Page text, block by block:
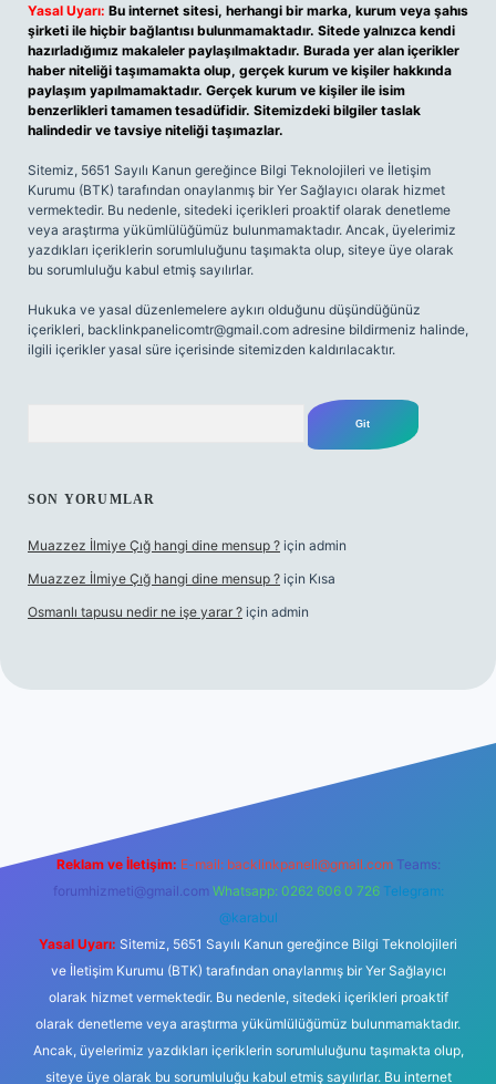
Yasal Uyarı: Bu internet sitesi, herhangi bir marka, kurum veya şahıs
şirketi ile hiçbir bağlantısı bulunmamaktadır. Sitede yalnızca kendi
hazırladığımız makaleler paylaşılmaktadır. Burada yer alan içerikler
haber niteliği taşımamakta olup, gerçek kurum ve kişiler hakkında
paylaşım yapılmamaktadır. Gerçek kurum ve kişiler ile isim
benzerlikleri tamamen tesadüfidir. Sitemizdeki bilgiler taslak
halindedir ve tavsiye niteliği taşımazlar.
Sitemiz, 5651 Sayılı Kanun gereğince Bilgi Teknolojileri ve İletişim
Kurumu (BTK) tarafından onaylanmış bir Yer Sağlayıcı olarak hizmet
vermektedir. Bu nedenle, sitedeki içerikleri proaktif olarak denetleme
veya araştırma yükümlülüğümüz bulunmamaktadır. Ancak, üyelerimiz
yazdıkları içeriklerin sorumluluğunu taşımakta olup, siteye üye olarak
bu sorumluluğu kabul etmiş sayılırlar.
Hukuka ve yasal düzenlemelere aykırı olduğunu düşündüğünüz
içerikleri, backlinkpanelicomtr@gmail.com adresine bildirmeniz halinde,
ilgili içerikler yasal süre içerisinde sitemizden kaldırılacaktır.
SON YORUMLAR
Muazzez İlmiye Çığ hangi dine mensup ? için admin
Muazzez İlmiye Çığ hangi dine mensup ? için Kısa
Osmanlı tapusu nedir ne işe yarar ? için admin
m elexbet
Reklam ve İletişim: E-mail: backlinkpaneli@gmail.com Teams:
forumhizmeti@gmail.com Whatsapp: 0262 606 0 726 Telegram:
@karabul
Yasal Uyarı: Sitemiz, 5651 Sayılı Kanun gereğince Bilgi Teknolojileri
ve İletişim Kurumu (BTK) tarafından onaylanmış bir Yer Sağlayıcı
olarak hizmet vermektedir. Bu nedenle, sitedeki içerikleri proaktif
olarak denetleme veya araştırma yükümlülüğümüz bulunmamaktadır.
Ancak, üyelerimiz yazdıkları içeriklerin sorumluluğunu taşımakta olup,
siteye üye olarak bu sorumluluğu kabul etmiş sayılırlar. Bu internet